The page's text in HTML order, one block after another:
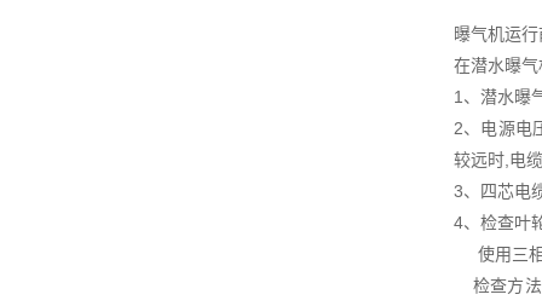
曝气机运
在潜水曝
1、潜水曝
2、电源电
较远时,电
3、四芯电
4、检查叶
使用三相
检查方法